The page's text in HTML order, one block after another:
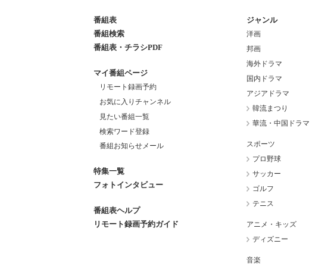
番組表
番組検索
番組表・チラシPDF
マイ番組ページ
リモート録画予約
お気に入りチャンネル
見たい番組一覧
検索ワード登録
番組お知らせメール
特集一覧
フォトインタビュー
番組表ヘルプ
リモート録画予約ガイド
ジャンル
洋画
邦画
海外ドラマ
国内ドラマ
アジアドラマ
韓流まつり
華流・中国ドラマ
スポーツ
プロ野球
サッカー
ゴルフ
テニス
アニメ・キッズ
ディズニー
音楽